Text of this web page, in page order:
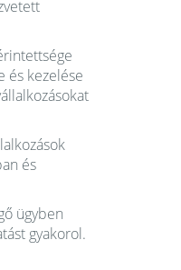
és kezelése
és
ügyben
gyakorol.